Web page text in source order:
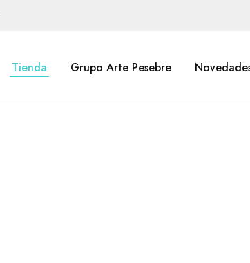
Tienda Grupo Arte Pesebre